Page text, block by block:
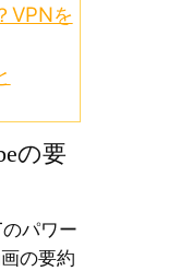
VPNを
の要
パワー
の要約